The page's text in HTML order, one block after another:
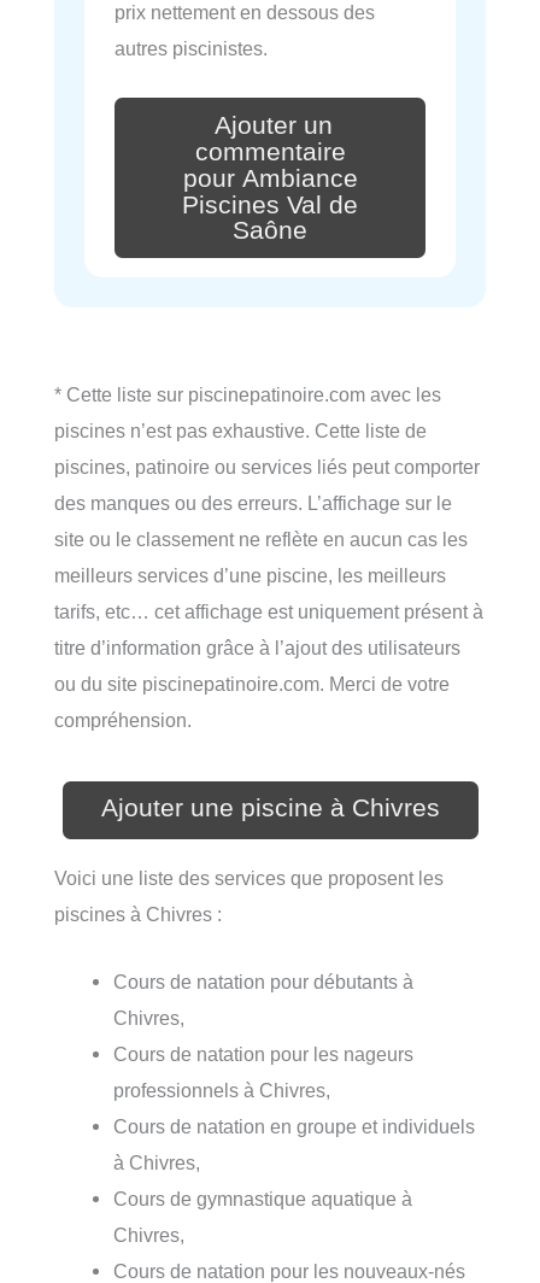
prix nettement en dessous des
autres piscinistes.
Ajouter un
commentaire
pour Ambiance
Piscines Val de
Saône
* Cette liste sur piscinepatinoire.com avec les
piscines n’est pas exhaustive. Cette liste de
piscines, patinoire ou services liés peut comporter
des manques ou des erreurs. L’affichage sur le
site ou le classement ne reflète en aucun cas les
meilleurs services d’une piscine, les meilleurs
tarifs, etc… cet affichage est uniquement présent à
titre d’information grâce à l’ajout des utilisateurs
ou du site piscinepatinoire.com. Merci de votre
compréhension.
Ajouter une piscine à Chivres
Voici une liste des services que proposent les
piscines à Chivres :
Cours de natation pour débutants à
Chivres,
Cours de natation pour les nageurs
professionnels à Chivres,
Cours de natation en groupe et individuels
à Chivres,
Cours de gymnastique aquatique à
Chivres,
Cours de natation pour les nouveaux-nés